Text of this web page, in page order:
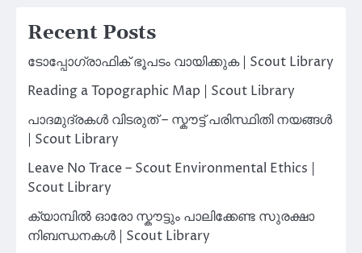
Recent Posts
ടോപ്പോഗ്രാഫിക് ഭൂപടം വായിക്കുക | Scout Library
Reading a Topographic Map | Scout Library
പാദമുദ്രകൾ വിടരുത് – സ്കൗട്ട് പരിസ്ഥിതി നയങ്ങൾ
| Scout Library
Leave No Trace – Scout Environmental Ethics |
Scout Library
ക്യാമ്പിൽ ഓരോ സ്കൗട്ടും പാലിക്കേണ്ട സുരക്ഷാ
നിബന്ധനകൾ | Scout Library